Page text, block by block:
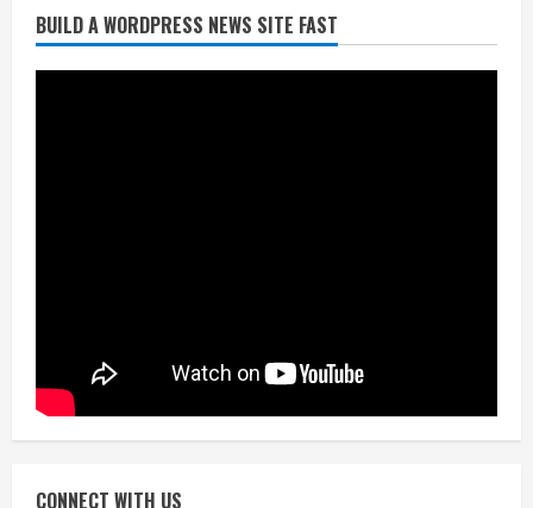
BUILD A WORDPRESS NEWS SITE FAST
CONNECT WITH US
निर्धारित मानक व नियम का बारीकी से किया
जाएगा परीक्षण, तब कार्रवाई
निजीविशेषज्ञों की रिपोर्ट पर भी मिलेगा
July 24, 2026